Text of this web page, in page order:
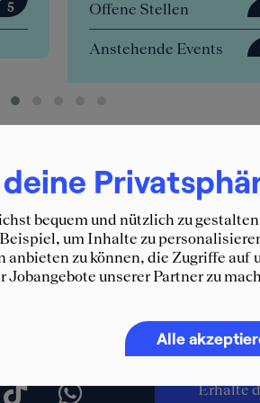
5 Offene Stellen
Anstehende Events
Immer
Erhalte
bequem und nützlich zu
um Inhalte zu
zu können, die Zugriffe auf
Jobangebote unserer Partner zu
Alle